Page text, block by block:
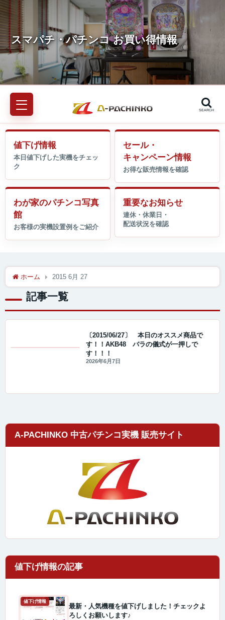
SEARCH
値下げ情報
セール・
キャンペーン情報
わが家のパチンコ写真
館
重要なお知らせ
ホーム 2015 6月 27
記事一覧
〔2015/06/27〕 本日のオススメ商品で
す！！AKB48 バラの儀式が一押しで
す！！！
2026年6月7日
A-PACHINKO 中古パチンコ実機 販売サイト
値下げ情報
最新・人気機種を値下げしました！チェックよ
ろしくお願いします♪